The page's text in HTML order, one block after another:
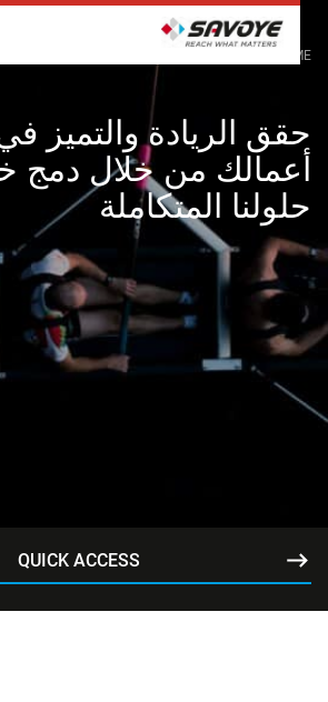
الريادة والتميز في
من خلال دمج
المتكاملة
QUICK ACCESS